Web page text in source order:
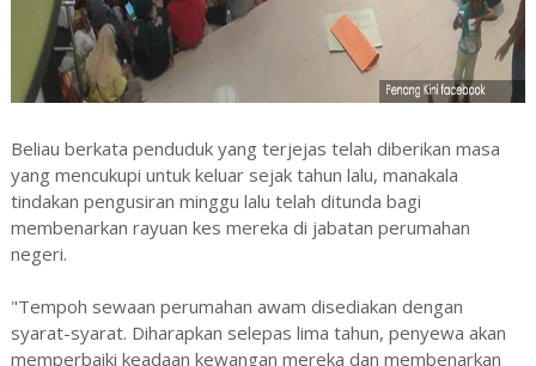
Beliau berkata penduduk yang terjejas telah diberikan masa
yang mencukupi untuk keluar sejak tahun lalu, manakala
tindakan pengusiran minggu lalu telah ditunda bagi
membenarkan rayuan kes mereka di jabatan perumahan
negeri.
"Tempoh sewaan perumahan awam disediakan dengan
syarat-syarat. Diharapkan selepas lima tahun, penyewa akan
memperbaiki keadaan kewangan mereka dan membenarkan